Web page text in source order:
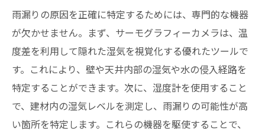
雨漏りの原因を正確に特定するためには、専門的な機器
が欠かせません。まず、サーモグラフィーカメラは、温
度差を利用して隠れた湿気を視覚化する優れたツールで
す。これにより、壁や天井内部の湿気や水の侵入経路を
特定することができます。次に、湿度計を使用すること
で、建材内の湿気レベルを測定し、雨漏りの可能性が高
い箇所を特定します。これらの機器を駆使することで、